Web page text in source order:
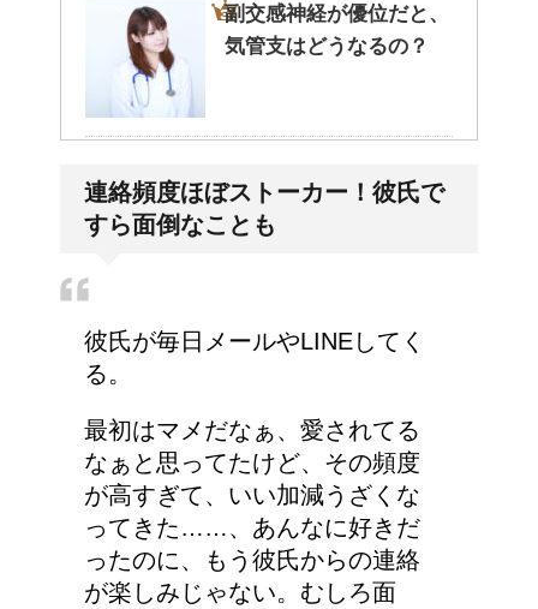
副交感神経が優位だと、
気管支はどうなるの？
『優』の位置づけは？
今月はピンチかも?!給料
から引かれる税金は月に
耳と肩が関係するの？耳
の違和感の原因は「肩こ
り」？！
連絡頻度ほぼストーカー！彼氏で
すら面倒なことも
彼氏が毎日メールやLINEしてく
る。
最初はマメだなぁ、愛されてる
なぁと思ってたけど、その頻度
が高すぎて、いい加減うざくな
ってきた……、あんなに好きだ
ったのに、もう彼氏からの連絡
が楽しみじゃない。むしろ面